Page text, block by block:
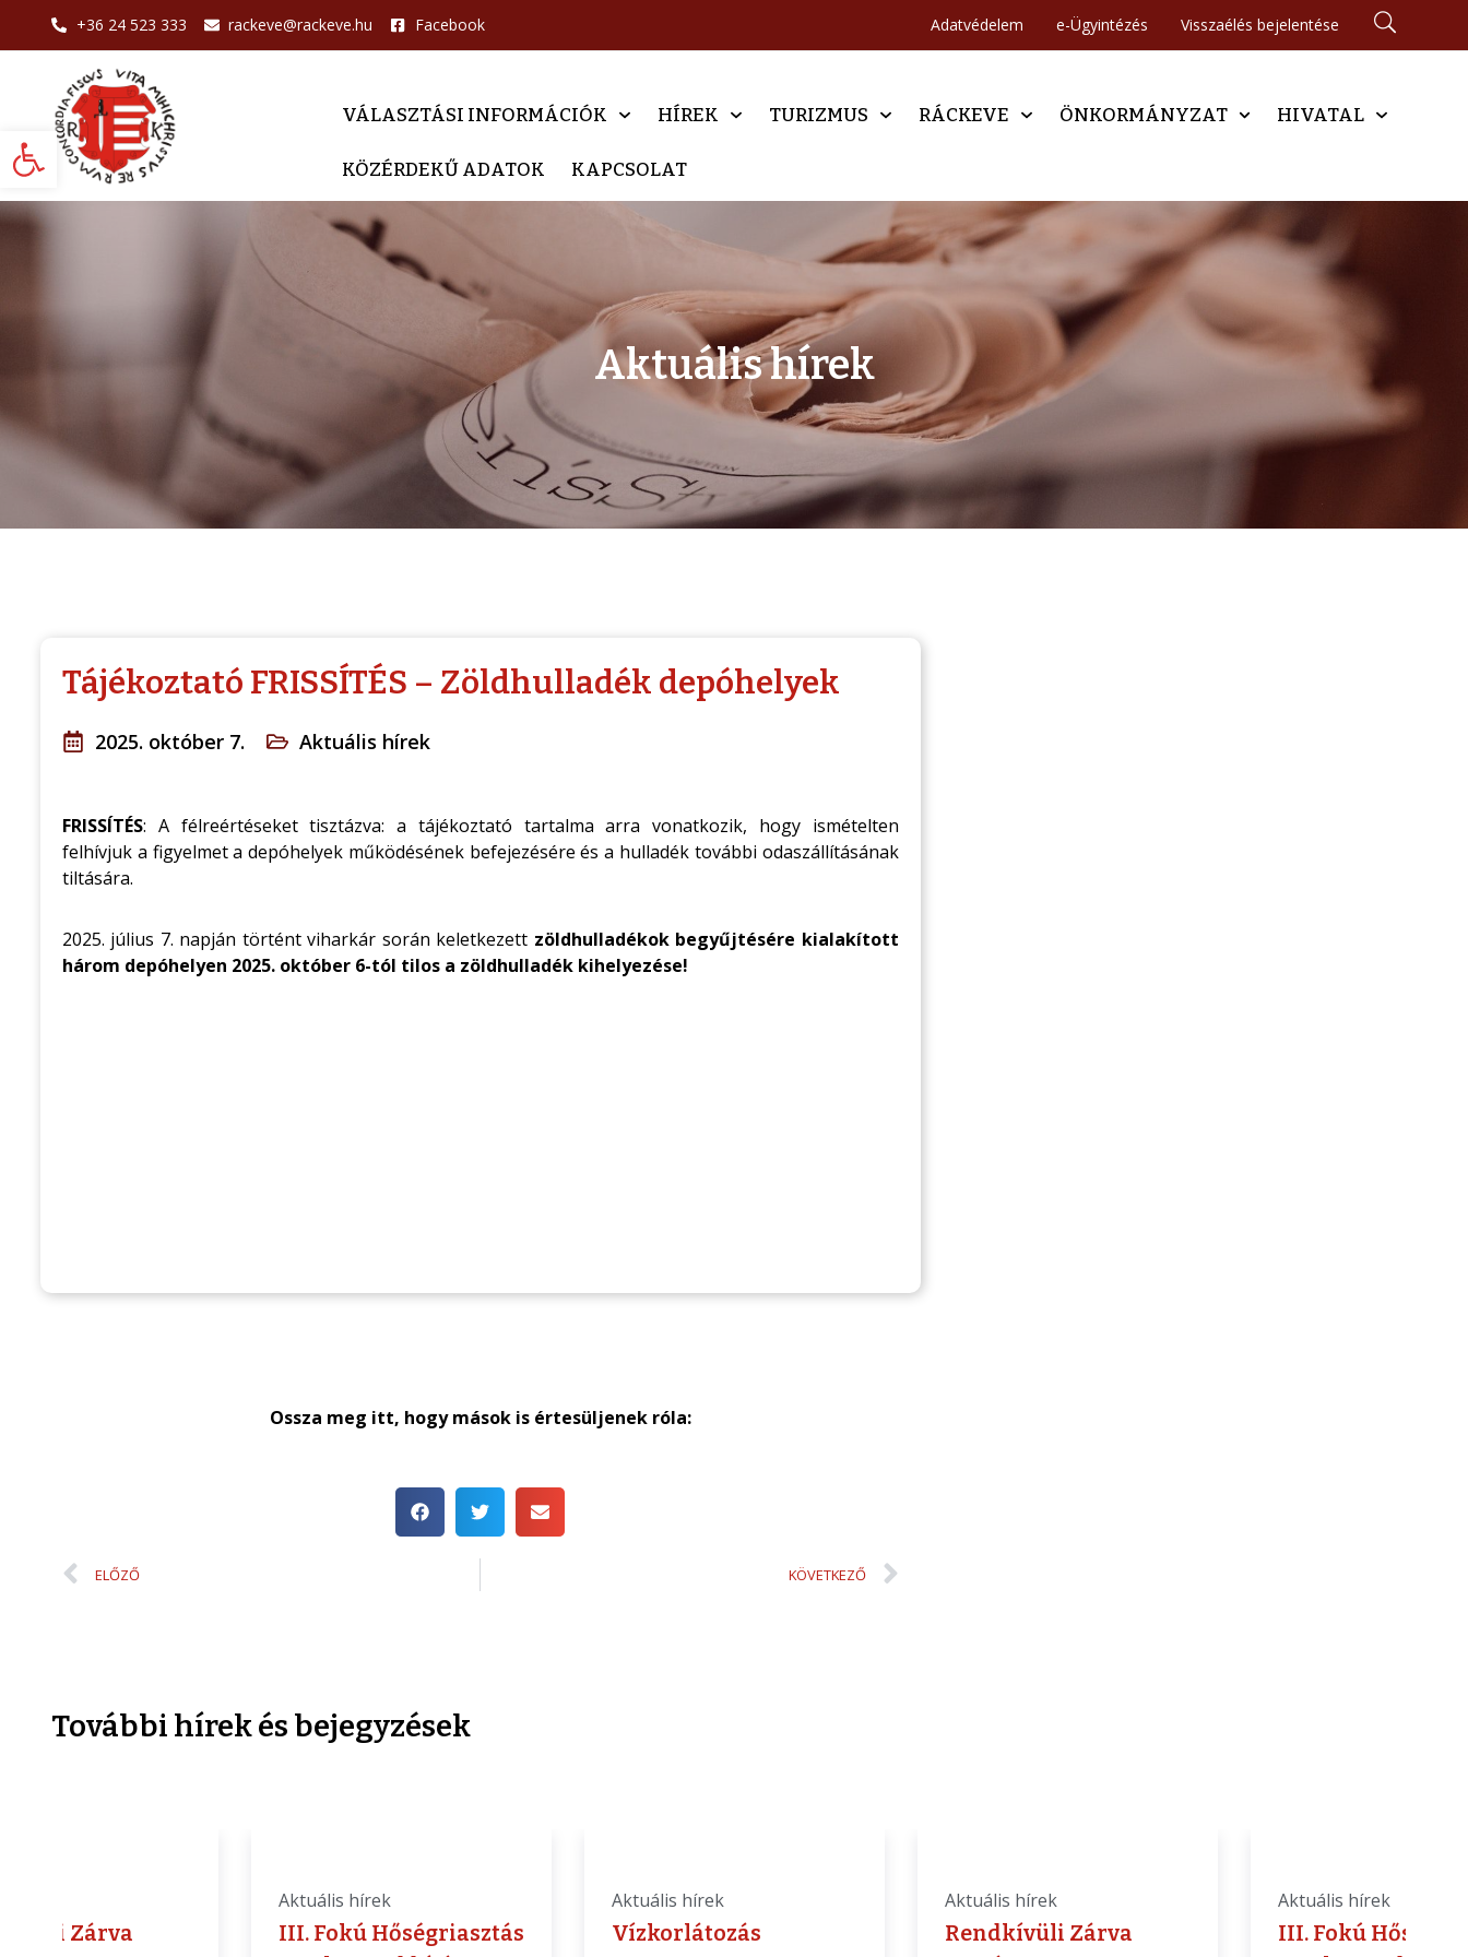
Eszköztár megnyitása
+36 24 523 333 rackeve@rackeve.hu Facebook Adatvédelem e-Ügyintézés Visszaélés bejelentése
VÁLASZTÁSI INFORMÁCIÓK HÍREK TURIZMUS RÁCKEVE ÖNKORMÁNYZAT HIVATAL
KÖZÉRDEKŰ ADATOK KAPCSOLAT
Aktuális hírek
Tájékoztató FRISSÍTÉS – Zöldhulladék depóhelyek
2025. október 7. Aktuális hírek
FRISSÍTÉS: A félreértéseket tisztázva: a tájékoztató tartalma arra vonatkozik, hogy ismételten
felhívjuk a figyelmet a depóhelyek működésének befejezésére és a hulladék további odaszállításának
tiltására.
2025. július 7. napján történt viharkár során keletkezett zöldhulladékok begyűjtésére kialakított
három depóhelyen 2025. október 6-tól tilos a zöldhulladék kihelyezése!
Ossza meg itt, hogy mások is értesüljenek róla:
ELŐZŐ KÖVETKEZŐ
További hírek és bejegyzések
Zárva
Aktuális hírek
III. Fokú Hőségriasztás
Aktuális hírek
Vízkorlátozás
Aktuális hírek
Rendkívüli Zárva
Aktuális hírek
III. Fokú